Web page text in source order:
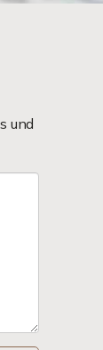
und